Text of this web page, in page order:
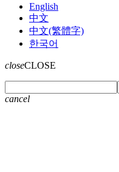
English
中文
中文(繁體字)
한국어
closeCLOSE
cancel